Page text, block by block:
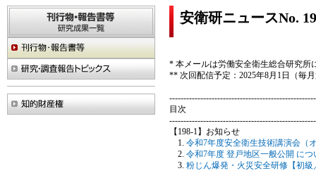
安衛研ニュースNo.
* 本メールは労働安全衛生総合研究所
** 次回配信予定：2025年8月1日（毎
目次
【198-1】お知らせ
令和7年度安全衛生技術講演会（
令和7年度 登戸地区一般公開 に
粉じん爆発・火災安全研修【初